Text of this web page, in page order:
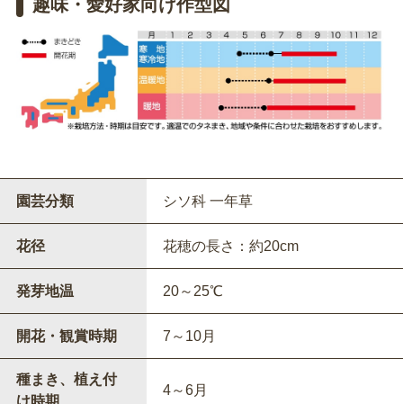
趣味・愛好家向け作型図
園芸分類 シソ科 一年草
花径 花穂の長さ：約20cm
発芽地温 20～25℃
開花・観賞時期 7～10月
種まき、植え付
4～6月